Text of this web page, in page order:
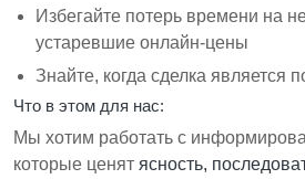
Избегайте потерь времени на
устаревшие онлайн-цены
Знайте, когда сделка является
Что в этом для нас:
Мы хотим работать с
которые ценят ясность,